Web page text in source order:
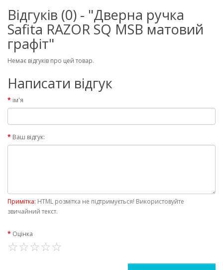
Відгуків (0) - "Дверна ручка
Safita RAZOR SQ MSB матовий
графіт"
Немає відгуків про цей товар.
Написати відгук
ім'я
Ваш відгук:
Примітка: HTML розмітка не підтримується! Використовуйте
звичайний текст.
Оцінка